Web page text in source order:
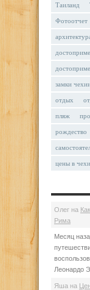
Таиланд
Фотоотчет
замки
отдых
пляж
рождество
цены в
Олег на
Рима
Месяц
Леонардо
Яша на